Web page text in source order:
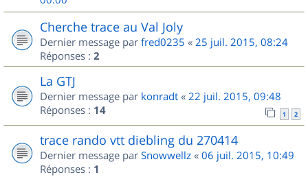
Cherche trace au Val Joly
Dernier message par fred0235 « 25 juil. 2015, 08:24
Réponses : 2
La GTJ
Dernier message par konradt « 22 juil. 2015, 09:48
Réponses : 14 1 2
trace rando vtt diebling du 270414
Dernier message par Snowwellz « 06 juil. 2015, 10:49
Réponses : 1